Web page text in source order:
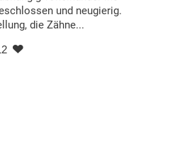
und neugierig.
die Zähne...